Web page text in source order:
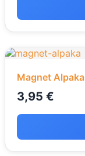
Magnet Alpaka
3,95 €